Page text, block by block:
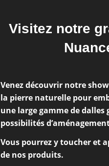
Visitez notre
Venez découvrir notre
la pierre naturelle pour
une large gamme de
possibilités
Vous pourrez y toucher et
de nos produits.